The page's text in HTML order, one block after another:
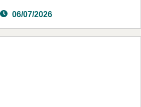
06/07/2026